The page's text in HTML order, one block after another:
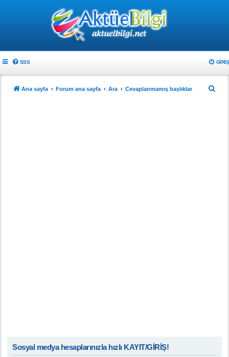
SSS GIRIŞ
Ana sayfa Forum ana sayfa Ara Cevaplanmamış başlıklar
Sosyal medya hesaplarınızla hızlı KAYIT/GİRİŞ!